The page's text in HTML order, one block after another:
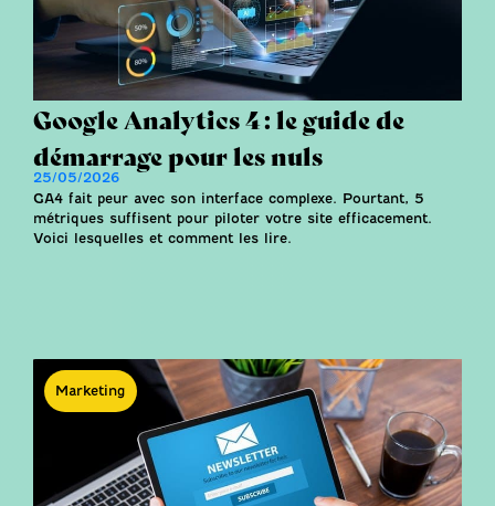
Google Analytics 4 : le guide de
démarrage pour les nuls
25/05/2026
GA4 fait peur avec son interface complexe. Pourtant, 5
métriques suffisent pour piloter votre site efficacement.
Voici lesquelles et comment les lire.
Marketing